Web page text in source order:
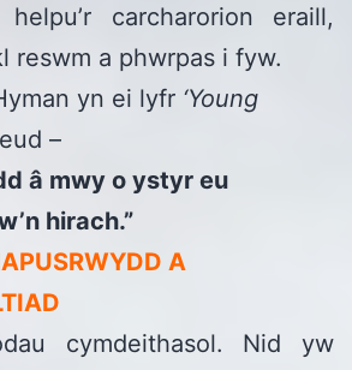
carcharorion eraill,
reswm a phwrpas i fyw.
yn ei lyfr ‘Young
–
â mwy o ystyr eu
hirach.”
A
cymdeithasol. Nid yw